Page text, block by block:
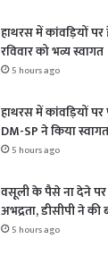
हाथरस में कांवड़ियों पर
रविवार को भव्य स्वागत
5 hours ago
हाथरस में कांवड़ियों
DM-SP ने किया स्वागत
5 hours ago
वसूली के पैसे ना देने पर
अभद्रता, डीसीपी ने की
5 hours ago